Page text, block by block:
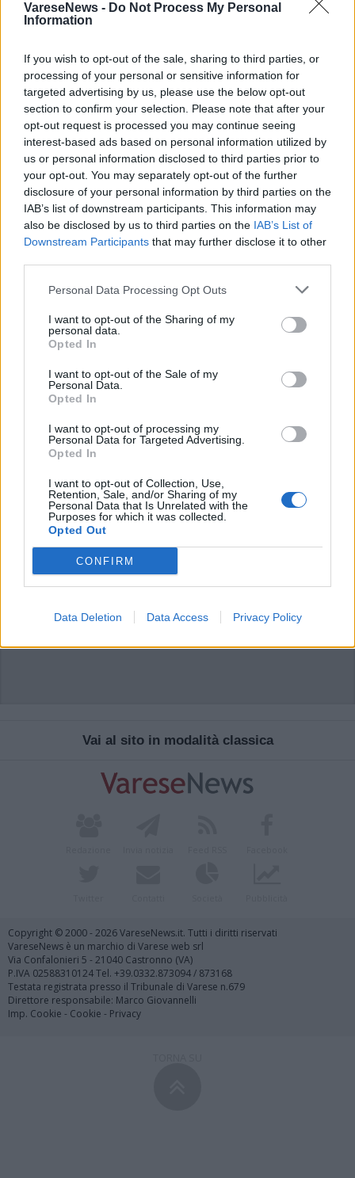
VareseNews - Do Not Process My Personal
Information
If you wish to opt-out of the sale, sharing to third parties, or
processing of your personal or sensitive information for
targeted advertising by us, please use the below opt-out
section to confirm your selection. Please note that after your
opt-out request is processed you may continue seeing
interest-based ads based on personal information utilized by
us or personal information disclosed to third parties prior to
your opt-out. You may separately opt-out of the further
disclosure of your personal information by third parties on the
IAB’s list of downstream participants. This information may
also be disclosed by us to third parties on the IAB’s List of
Downstream Participants that may further disclose it to other
Personal Data Processing Opt Outs
I want to opt-out of the Sharing of my
personal data.
Opted In
I want to opt-out of the Sale of my
Personal Data.
Opted In
I want to opt-out of processing my
Personal Data for Targeted Advertising.
Opted In
I want to opt-out of Collection, Use,
Retention, Sale, and/or Sharing of my
Personal Data that Is Unrelated with the
Purposes for which it was collected.
Opted Out
CONFIRM
Data Deletion Data Access Privacy Policy
Leggi l'articolo:
ADV
Commenti
Accedi o
L'email è richiesta ma non verrà mostrata ai visitatori. Il contenuto di questo
commento esprime il pensiero dell'autore e non rappresenta la linea editoriale
di VareseNews.it, che rimane autonoma e indipendente. I messaggi inclusi nei
che includano uno o più link a siti esterni verranno rimossi in automatico dal
Vai al sito in modalità classica
Copyright © 2000 - 2026 VareseNews.it. Tutti i diritti riservati
VareseNews è un marchio di Varese web srl
Via Confalonieri 5 - 21040 Castronno (VA)
P.IVA 02588310124 Tel. +39.0332.873094 / 873168
Testata registrata presso il Tribunale di Varese n.679
Direttore responsabile: Marco Giovannelli
Imp. Cookie - Cookie - Privacy